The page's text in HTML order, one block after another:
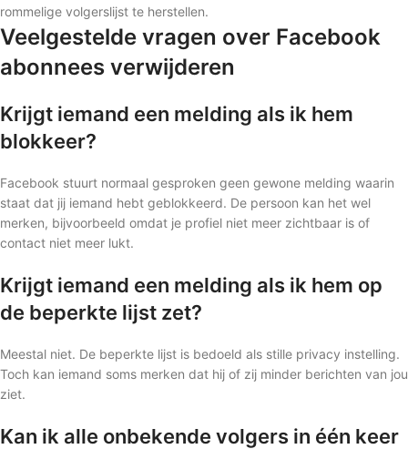
rommelige volgerslijst te herstellen.
Veelgestelde vragen over Facebook
abonnees verwijderen
Krijgt iemand een melding als ik hem
blokkeer?
Facebook stuurt normaal gesproken geen gewone melding waarin
staat dat jij iemand hebt geblokkeerd. De persoon kan het wel
merken, bijvoorbeeld omdat je profiel niet meer zichtbaar is of
contact niet meer lukt.
Krijgt iemand een melding als ik hem op
de beperkte lijst zet?
Meestal niet. De beperkte lijst is bedoeld als stille privacy instelling.
Toch kan iemand soms merken dat hij of zij minder berichten van jou
ziet.
Kan ik alle onbekende volgers in één keer